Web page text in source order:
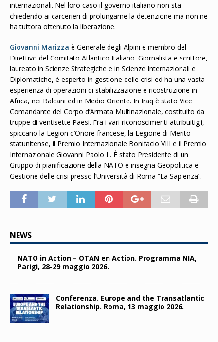
internazionali. Nel loro caso il governo italiano non sta
chiedendo ai carcerieri di prolungarne la detenzione ma non ne
ha tuttora ottenuto la liberazione.
Giovanni Marizza è Generale degli Alpini e membro del
Direttivo del Comitato Atlantico Italiano. Giornalista e scrittore,
laureato in Scienze Strategiche e in Scienze Internazionali e
Diplomatiche, è esperto in gestione delle crisi ed ha una vasta
esperienza di operazioni di stabilizzazione e ricostruzione in
Africa, nei Balcani ed in Medio Oriente. In Iraq è stato Vice
Comandante del Corpo d’Armata Multinazionale, costituito da
truppe di ventisette Paesi. Fra i vari riconoscimenti attribuitigli,
spiccano la Legion d’Onore francese, la Legione di Merito
statunitense, il Premio Internazionale Bonifacio VIII e il Premio
Internazionale Giovanni Paolo II. È stato Presidente di un
Gruppo di pianificazione della NATO e insegna Geopolitica e
Gestione delle crisi presso l’Università di Roma “La Sapienza”.
NEWS
NATO in Action – OTAN en Action. Programma NIA,
Parigi, 28-29 maggio 2026.
Conferenza. Europe and the Transatlantic
Relationship. Roma, 13 maggio 2026.